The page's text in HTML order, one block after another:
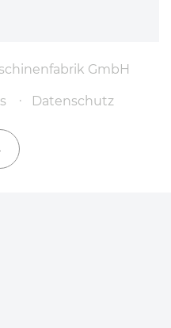
GmbH
Datenschutz
oben scrollen